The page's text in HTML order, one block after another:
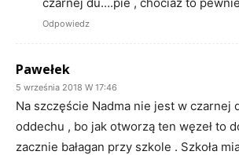
Odpowiedz
Pawełek
5 września 2018 W 17:46
Na szczęście Nadma nie jest w czarnej
oddechu , bo jak otworzą ten węzeł to
zacznie bałagan przy szkole . Szkoła